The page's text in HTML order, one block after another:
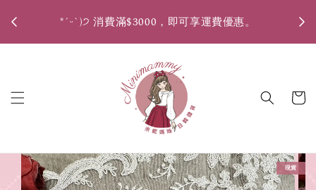
*ˊᵕˋ)੭ 消費滿$3000，即可享運費優惠。
現貨